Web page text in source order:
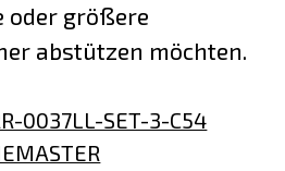
oder größere
abstützen möchten.
0037LL-SET-3-C54